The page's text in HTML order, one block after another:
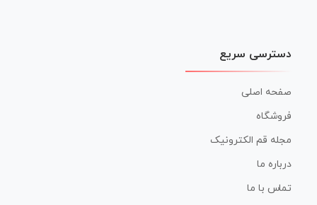
دسترسی سریع
صفحه اصلی
فروشگاه
مجله قم الکترونیک
درباره ما
تماس با ما